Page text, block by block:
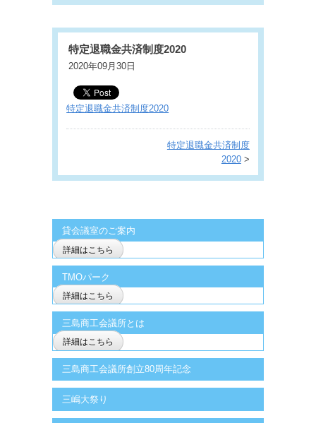
特定退職金共済制度2020
2020年09月30日
特定退職金共済制度2020
特定退職金共済制度
2020>
貸会議室のご案内
詳細はこちら
TMOパーク
詳細はこちら
三島商工会議所とは
詳細はこちら
三島商工会議所創立80周年記念
三嶋大祭り